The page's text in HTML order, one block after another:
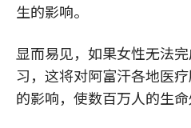
生的影响。
显而易见，如果女性无法
习，这将对阿富汗各地医
的影响，使数百万人的生命